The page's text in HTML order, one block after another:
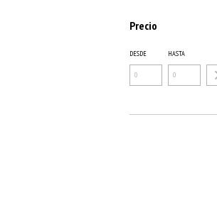
Precio
DESDE HASTA